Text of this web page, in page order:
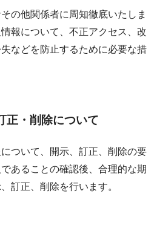
の他関係者に周知徹底いたしま
報について、不正アクセス、改
などを防止するために必要な措
正・削除について
ついて、開示、訂正、削除の要
あることの確認後、合理的な期
訂正、削除を行います。